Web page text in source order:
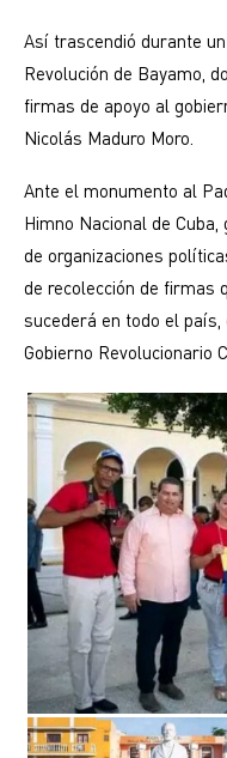
Así trascendió durante
Revolución de Bayamo,
firmas de apoyo al
Nicolás Maduro Moro.
Ante el monumento al
Himno Nacional de
de organizaciones
de recolección de firmas
sucederá en todo el
Gobierno Revolucionario